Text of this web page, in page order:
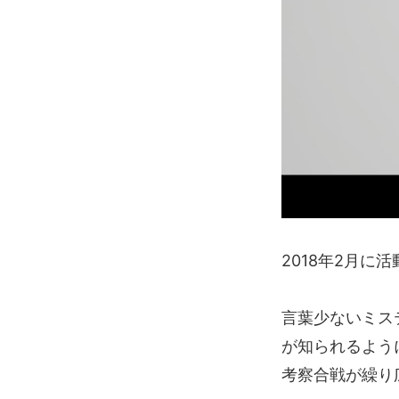
2018年2月に活
言葉少ないミ
が知られるよ
考察合戦が繰り